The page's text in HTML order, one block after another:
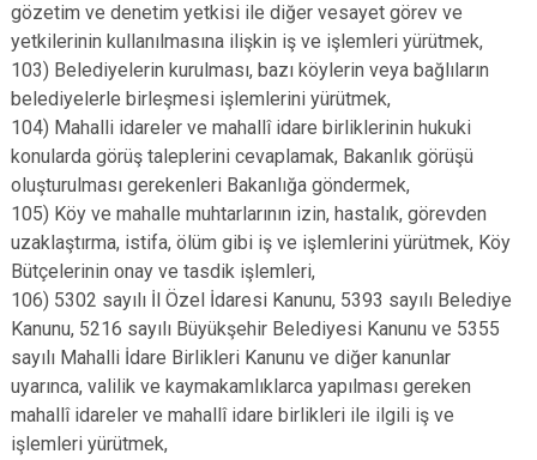
gözetim ve denetim yetkisi ile diğer vesayet görev ve
yetkilerinin kullanılmasına ilişkin iş ve işlemleri yürütmek,
103) Belediyelerin kurulması, bazı köylerin veya bağlıların
belediyelerle birleşmesi işlemlerini yürütmek,
104) Mahalli idareler ve mahallî idare birliklerinin hukuki
konularda görüş taleplerini cevaplamak, Bakanlık görüşü
oluşturulması gerekenleri Bakanlığa göndermek,
105) Köy ve mahalle muhtarlarının izin, hastalık, görevden
uzaklaştırma, istifa, ölüm gibi iş ve işlemlerini yürütmek, Köy
Bütçelerinin onay ve tasdik işlemleri,
106) 5302 sayılı İl Özel İdaresi Kanunu, 5393 sayılı Belediye
Kanunu, 5216 sayılı Büyükşehir Belediyesi Kanunu ve 5355
sayılı Mahalli İdare Birlikleri Kanunu ve diğer kanunlar
uyarınca, valilik ve kaymakamlıklarca yapılması gereken
mahallî idareler ve mahallî idare birlikleri ile ilgili iş ve
işlemleri yürütmek,